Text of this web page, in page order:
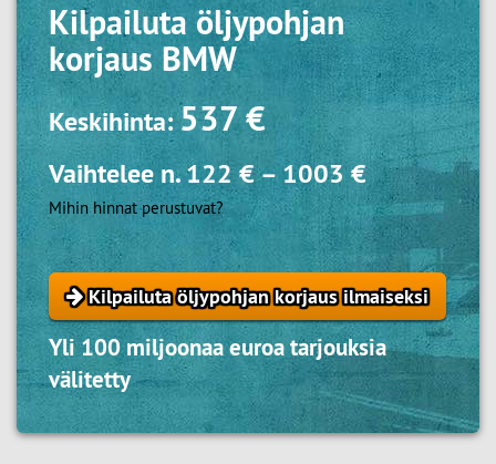
Kilpailutaöljypohjan
korjaus BMW
Keskihinta:537 €
Vaihtelee n.122 €–1003 €
Mihin hinnat perustuvat?
Kilpailuta öljypohjan korjaus ilmaiseksi
Yli 100 miljoonaa euroa tarjouksia
välitetty